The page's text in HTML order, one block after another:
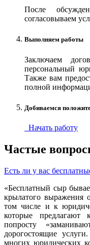
После
согласовываем
Выполняем работы
Заключаем
персональный
Также вам
полной
Добиваемся
Начать работу
Частые
Есть ли у вас
«Бесплатный сыр
крылатого выражения
том числе и к
которые предлагают
попросту
дорогостоящие
многих юридических